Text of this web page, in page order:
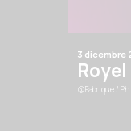
3 dicembre
@Fabrique /